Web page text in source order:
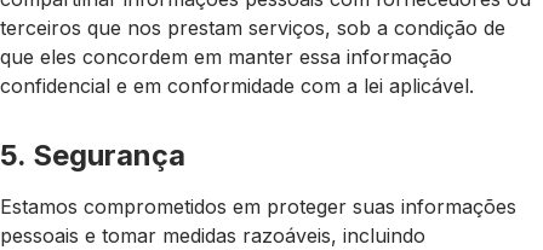
terceiros que nos prestam serviços, sob a condição de
que eles concordem em manter essa informação
confidencial e em conformidade com a lei aplicável.
5. Segurança
Estamos comprometidos em proteger suas informações
pessoais e tomar medidas razoáveis, incluindo